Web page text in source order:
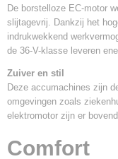
De borstelloze EC-motor
slijtagevrij. Dankzij het
indrukwekkend
de 36-V-klasse leveren
Zuiver en stil
Deze accumachines zijn
omgevingen zoals
elektromotor zijn er
Comfort